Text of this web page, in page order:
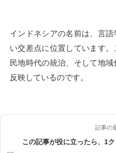
インドネシアの名前は、言
い交差点に位置しています
民地時代の統治、そして地
反映しているのです。
記事の
この記事が役に立ったら、1